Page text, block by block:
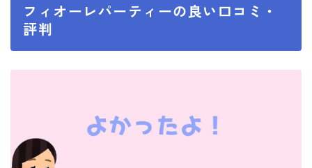
フィオーレパーティーの良い口コミ・
評判